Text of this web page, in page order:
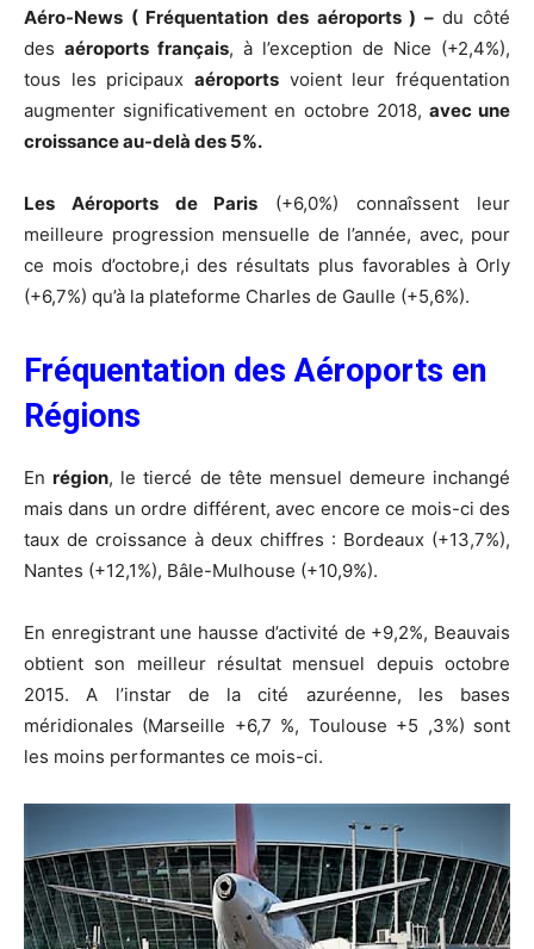
Aéro-News ( Fréquentation des aéroports ) –du côté
des aéroports français, à l’exception de Nice (+2,4%),
tous les pricipaux aéroports voient leur fréquentation
augmenter significativement en octobre 2018, avec une
croissance au-delà des 5%.
Les Aéroports de Paris (+6,0%) connaîssent leur
meilleure progression mensuelle de l’année, avec, pour
ce mois d’octobre,i des résultats plus favorables à Orly
(+6,7%) qu’à la plateforme Charles de Gaulle (+5,6%).
Fréquentation des Aéroports en
Régions
Enrégion, le tiercé de tête mensuel demeure inchangé
mais dans un ordre différent, avec encore ce mois-ci des
taux de croissance à deux chiffres : Bordeaux (+13,7%),
Nantes (+12,1%), Bâle-Mulhouse (+10,9%).
En enregistrant une hausse d’activité de +9,2%, Beauvais
obtient son meilleur résultat mensuel depuis octobre
2015. A l’instar de la cité azuréenne, les bases
méridionales (Marseille +6,7 %, Toulouse +5 ,3%) sont
les moins performantes ce mois-ci.